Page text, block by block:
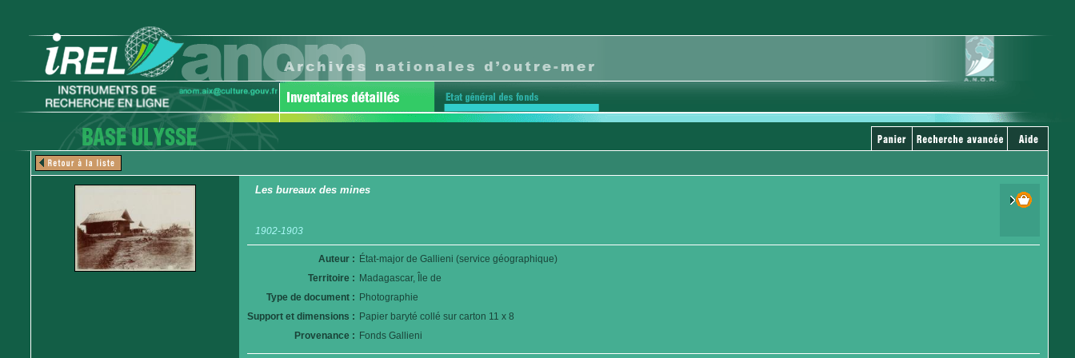
Les bureaux des mines
1902-1903
Auteur : État-major de Gallieni (service géographique)
Territoire : Madagascar, Île de
Type de document : Photographie
Support et dimensions : Papier baryté collé sur carton 11 x 8
Provenance : Fonds Gallieni